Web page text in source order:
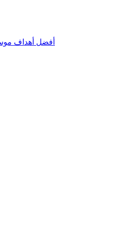
أفضل أهداف موسم 2011-2012 - الجزء